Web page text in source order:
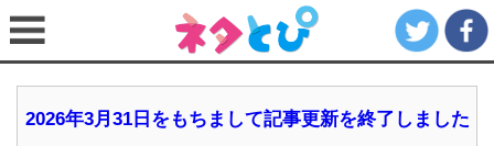
2026年3月31日をもちまして記事更新を終了しました